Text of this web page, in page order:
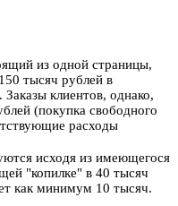
из одной страницы,
тысяч рублей в
клиентов, однако,
(покупка свободного
расходы
исходя из имеющегося
"копилке" в 40 тысяч
как минимум 10 тысяч.